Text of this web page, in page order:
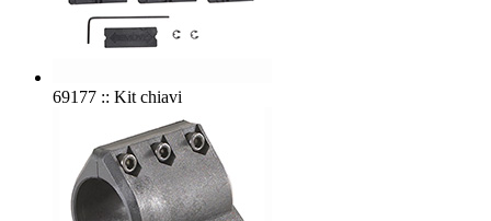
69177 :: Kit chiavi